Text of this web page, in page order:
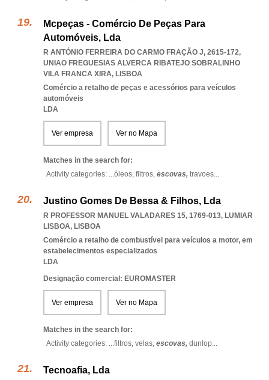
Mcpeças - Comércio De Peças Para
Automóveis, Lda
R ANTÓNIO FERREIRA DO CARMO FRAÇÃO J, 2615-172,
UNIAO FREGUESIAS ALVERCA RIBATEJO SOBRALINHO
VILA FRANCA XIRA, LISBOA
Comércio a retalho de peças e acessórios para veículos
automóveis
LDA
Ver empresa Ver no Mapa
Matches in the search for:
Activity categories: ...óleos, filtros, escovas, travoes...
Justino Gomes De Bessa & Filhos, Lda
R PROFESSOR MANUEL VALADARES 15, 1769-013, LUMIAR
LISBOA, LISBOA
Comércio a retalho de combustível para veículos a motor, em
estabelecimentos especializados
LDA
Designação comercial: EUROMASTER
Ver empresa Ver no Mapa
Matches in the search for:
Activity categories: ...filtros, velas, escovas, dunlop...
Tecnoafia, Lda